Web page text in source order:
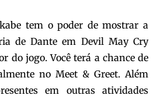
tem o poder de mostrar a
de Dante em Devil May Cry
do jogo. Você terá a chance de
no Meet & Greet. Além
em outras atividades